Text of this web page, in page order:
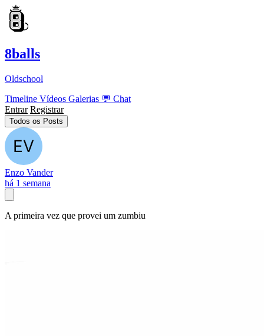
8balls
Oldschool
Timeline Vídeos Galerias 💬 Chat
Entrar Registrar
Todos os Posts
Enzo Vander
há 1 semana
A primeira vez que provei um zumbiu